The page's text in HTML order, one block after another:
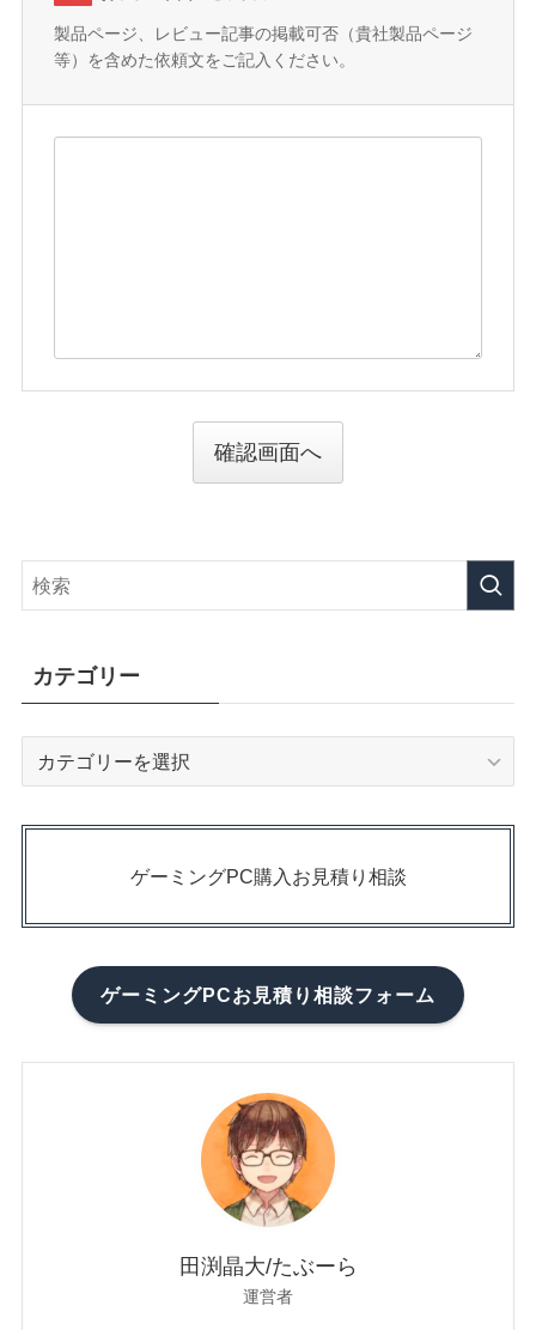
製品ページ、レビュー記事の掲載可否（貴社製品ページ
等）を含めた依頼文をご記入ください。
確認画面へ
カテゴリー
ゲーミングPC購入お見積り相談
ゲーミングPCお見積り相談フォーム
田渕晶大/たぶーら
運営者